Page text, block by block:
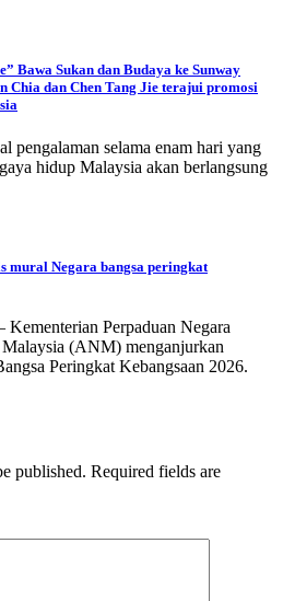
Bawa Sukan dan Budaya ke Sunway
Chia dan Chen Tang Jie terajui promosi
selama enam hari yang
hidup Malaysia akan berlangsung
mural Negara bangsa peringkat
Perpaduan Negara
(ANM) menganjurkan
Peringkat Kebangsaan 2026.
published. Required fields are